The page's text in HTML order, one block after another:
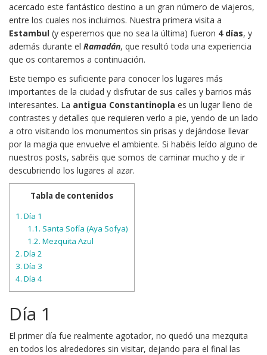
acercado este fantástico destino a un gran número de viajeros,
entre los cuales nos incluimos. Nuestra primera visita a
Estambul (y esperemos que no sea la última) fueron 4 días, y
además durante el Ramadán, que resultó toda una experiencia
que os contaremos a continuación.
Este tiempo es suficiente para conocer los lugares más
importantes de la ciudad y disfrutar de sus calles y barrios más
interesantes. La antigua Constantinopla es un lugar lleno de
contrastes y detalles que requieren verlo a pie, yendo de un lado
a otro visitando los monumentos sin prisas y dejándose llevar
por la magia que envuelve el ambiente. Si habéis leído alguno de
nuestros posts, sabréis que somos de caminar mucho y de ir
descubriendo los lugares al azar.
Tabla de contenidos
1. Día 1
1.1. Santa Sofía (Aya Sofya)
1.2. Mezquita Azul
2. Día 2
3. Día 3
4. Día 4
Día 1
El primer día fue realmente agotador, no quedó una mezquita
en todos los alrededores sin visitar, dejando para el final las